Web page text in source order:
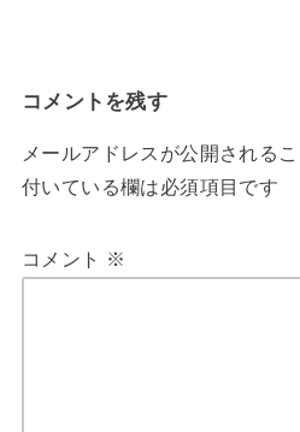
コメントを残す
メールアドレスが公開される
付いている欄は必須項目です
コメント ※